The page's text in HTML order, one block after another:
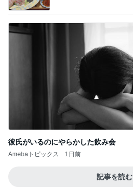
彼氏がいるのにやらかした飲み会
Amebaトピックス 1日前
記事を読む